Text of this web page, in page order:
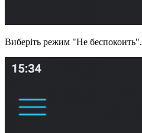
Виберіть режим "Не беспокоить".